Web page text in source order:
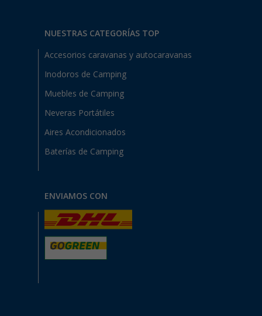
NUESTRAS CATEGORÍAS TOP
Accesorios caravanas y autocaravanas
Inodoros de Camping
Muebles de Camping
Neveras Portátiles
Aires Acondicionados
Baterías de Camping
ENVIAMOS CON